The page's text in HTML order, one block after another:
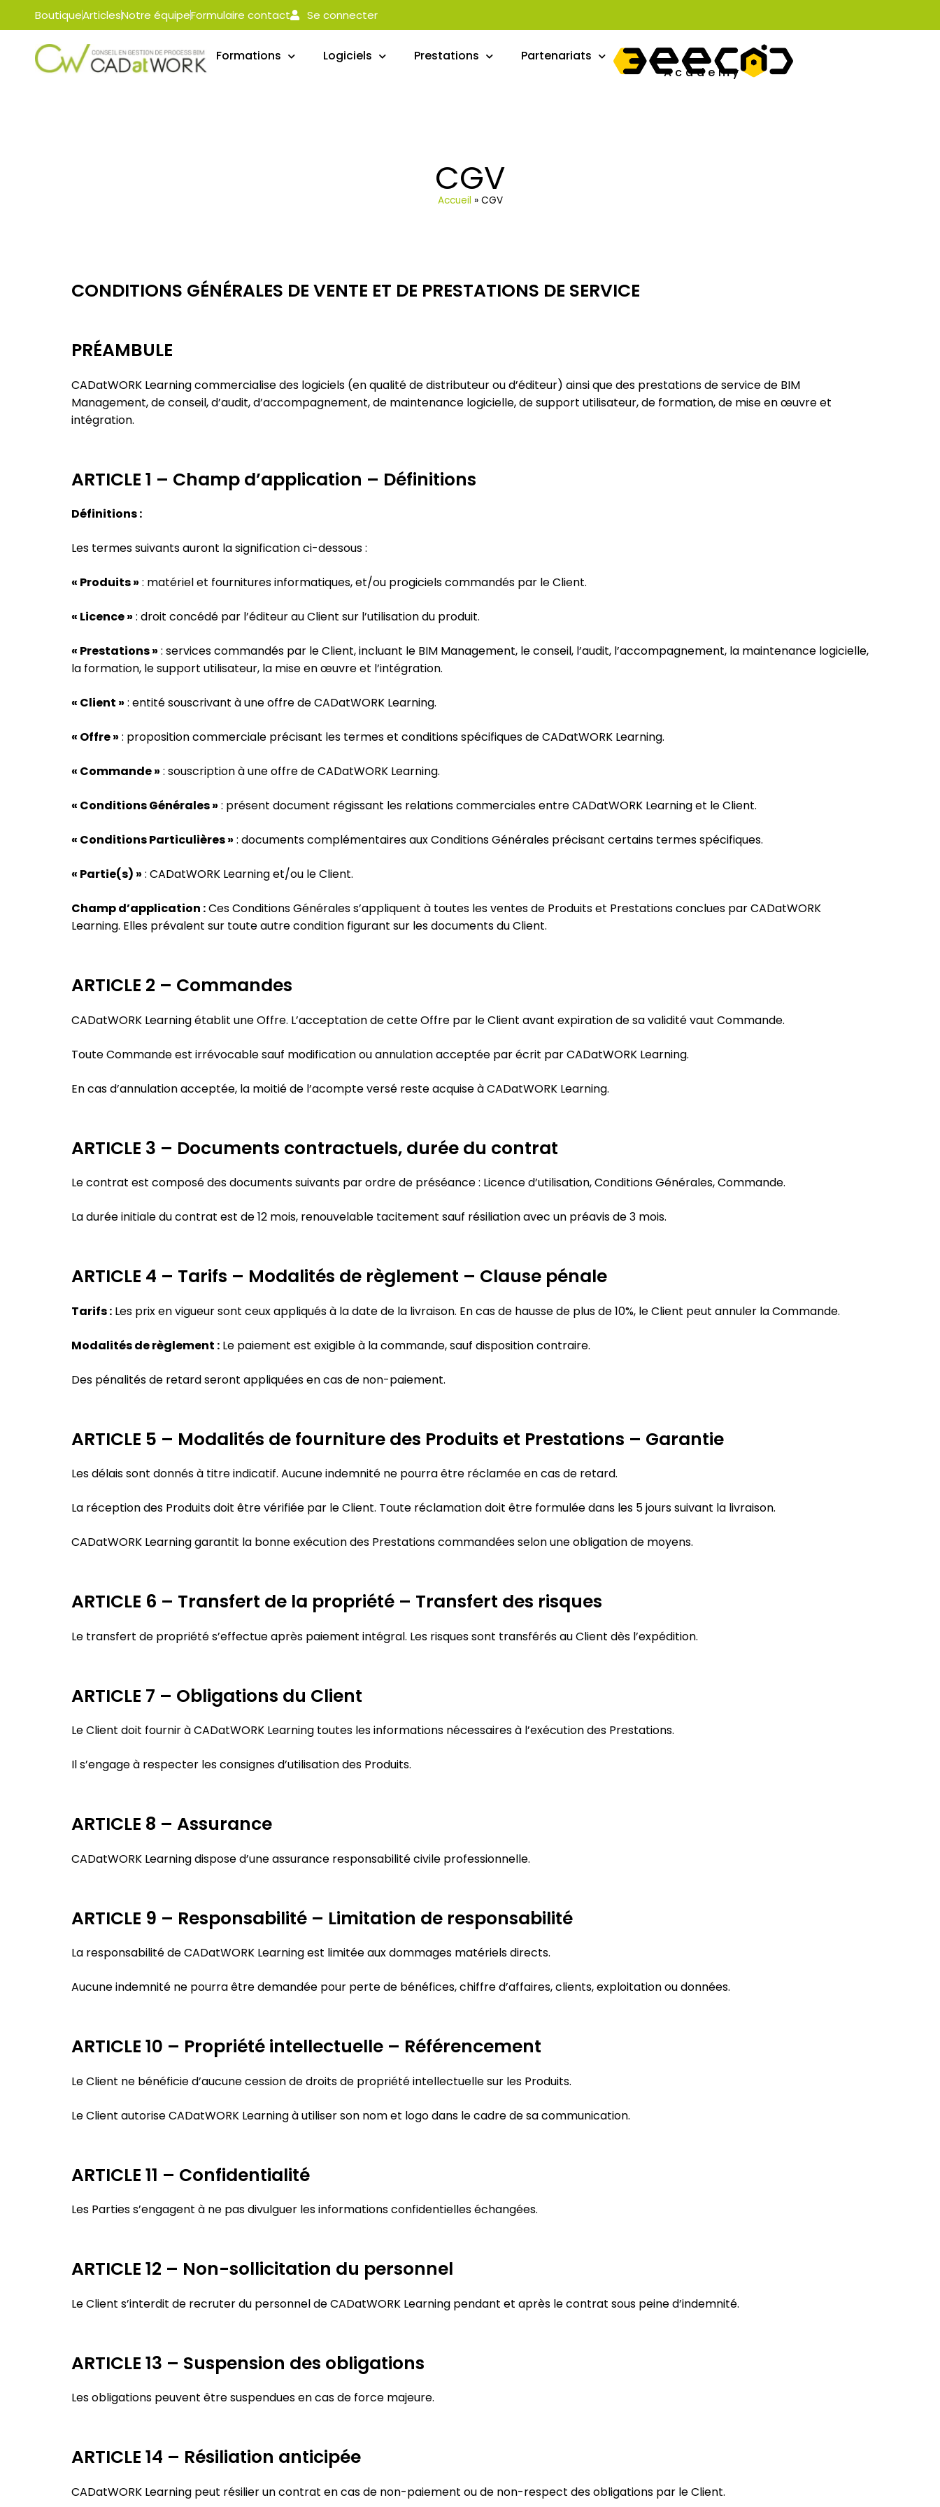
BoutiqueArticlesNotre équipeFormulaire contact Se connecter
Formations Logiciels Prestations
Partenariats
Academy
CGV
Accueil » CGV
CONDITIONS GÉNÉRALES DE VENTE ET DE PRESTATIONS DE SERVICE
PRÉAMBULE
CADatWORK Learning commercialise des logiciels (en qualité de distributeur ou d’éditeur) ainsi que des prestations de service de BIM
Management, de conseil, d’audit, d’accompagnement, de maintenance logicielle, de support utilisateur, de formation, de mise en œuvre et
intégration.
ARTICLE 1 – Champ d’application – Définitions
Définitions :
Les termes suivants auront la signification ci-dessous :
« Produits » : matériel et fournitures informatiques, et/ou progiciels commandés par le Client.
« Licence » : droit concédé par l’éditeur au Client sur l’utilisation du produit.
« Prestations » : services commandés par le Client, incluant le BIM Management, le conseil, l’audit, l’accompagnement, la maintenance logicielle,
la formation, le support utilisateur, la mise en œuvre et l’intégration.
« Client » : entité souscrivant à une offre de CADatWORK Learning.
« Offre » : proposition commerciale précisant les termes et conditions spécifiques de CADatWORK Learning.
« Commande » : souscription à une offre de CADatWORK Learning.
« Conditions Générales » : présent document régissant les relations commerciales entre CADatWORK Learning et le Client.
« Conditions Particulières » : documents complémentaires aux Conditions Générales précisant certains termes spécifiques.
« Partie(s) » : CADatWORK Learning et/ou le Client.
Champ d’application :Ces Conditions Générales s’appliquent à toutes les ventes de Produits et Prestations conclues par CADatWORK
Learning. Elles prévalent sur toute autre condition figurant sur les documents du Client.
ARTICLE 2 – Commandes
CADatWORK Learning établit une Offre. L’acceptation de cette Offre par le Client avant expiration de sa validité vaut Commande.
Toute Commande est irrévocable sauf modification ou annulation acceptée par écrit par CADatWORK Learning.
En cas d’annulation acceptée, la moitié de l’acompte versé reste acquise à CADatWORK Learning.
ARTICLE 3 – Documents contractuels, durée du contrat
Le contrat est composé des documents suivants par ordre de préséance : Licence d’utilisation, Conditions Générales, Commande.
La durée initiale du contrat est de 12 mois, renouvelable tacitement sauf résiliation avec un préavis de 3 mois.
ARTICLE 4 – Tarifs – Modalités de règlement – Clause pénale
Tarifs : Les prix en vigueur sont ceux appliqués à la date de la livraison. En cas de hausse de plus de 10%, le Client peut annuler la Commande.
Modalités de règlement : Le paiement est exigible à la commande, sauf disposition contraire.
Des pénalités de retard seront appliquées en cas de non-paiement.
ARTICLE 5 – Modalités de fourniture des Produits et Prestations – Garantie
Les délais sont donnés à titre indicatif. Aucune indemnité ne pourra être réclamée en cas de retard.
La réception des Produits doit être vérifiée par le Client. Toute réclamation doit être formulée dans les 5 jours suivant la livraison.
CADatWORK Learning garantit la bonne exécution des Prestations commandées selon une obligation de moyens.
ARTICLE 6 – Transfert de la propriété – Transfert des risques
Le transfert de propriété s’effectue après paiement intégral. Les risques sont transférés au Client dès l’expédition.
ARTICLE 7 – Obligations du Client
Le Client doit fournir à CADatWORK Learning toutes les informations nécessaires à l’exécution des Prestations.
Il s’engage à respecter les consignes d’utilisation des Produits.
ARTICLE 8 – Assurance
CADatWORK Learning dispose d’une assurance responsabilité civile professionnelle.
ARTICLE 9 – Responsabilité – Limitation de responsabilité
La responsabilité de CADatWORK Learning est limitée aux dommages matériels directs.
Aucune indemnité ne pourra être demandée pour perte de bénéfices, chiffre d’affaires, clients, exploitation ou données.
ARTICLE 10 – Propriété intellectuelle – Référencement
Le Client ne bénéficie d’aucune cession de droits de propriété intellectuelle sur les Produits.
Le Client autorise CADatWORK Learning à utiliser son nom et logo dans le cadre de sa communication.
ARTICLE 11 – Confidentialité
Les Parties s’engagent à ne pas divulguer les informations confidentielles échangées.
ARTICLE 12 – Non-sollicitation du personnel
Le Client s’interdit de recruter du personnel de CADatWORK Learning pendant et après le contrat sous peine d’indemnité.
ARTICLE 13 – Suspension des obligations
Les obligations peuvent être suspendues en cas de force majeure.
ARTICLE 14 – Résiliation anticipée
CADatWORK Learning peut résilier un contrat en cas de non-paiement ou de non-respect des obligations par le Client.